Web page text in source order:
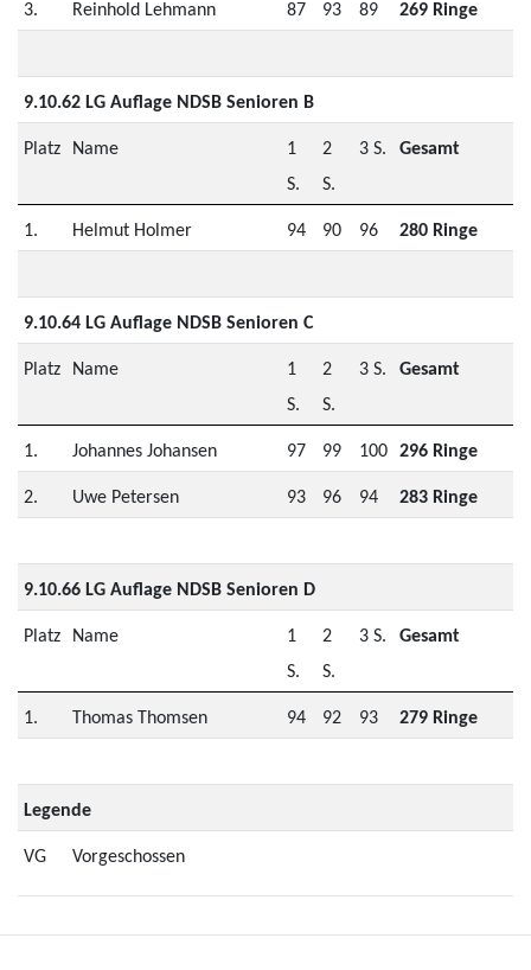
3. Reinhold Lehmann 87 93 89 269 Ringe
9.10.62 LG Auflage NDSB Senioren B
Platz Name
1
S.
2
S.
3 S. Gesamt
1. Helmut Holmer 94 90 96 280 Ringe
9.10.64 LG Auflage NDSB Senioren C
Platz Name
1
S.
2
S.
3 S. Gesamt
1. Johannes Johansen 97 99 100 296 Ringe
2. Uwe Petersen 93 96 94 283 Ringe
9.10.66 LG Auflage NDSB Senioren D
Platz Name
1
S.
2
S.
3 S. Gesamt
1. Thomas Thomsen 94 92 93 279 Ringe
Legende
VG Vorgeschossen